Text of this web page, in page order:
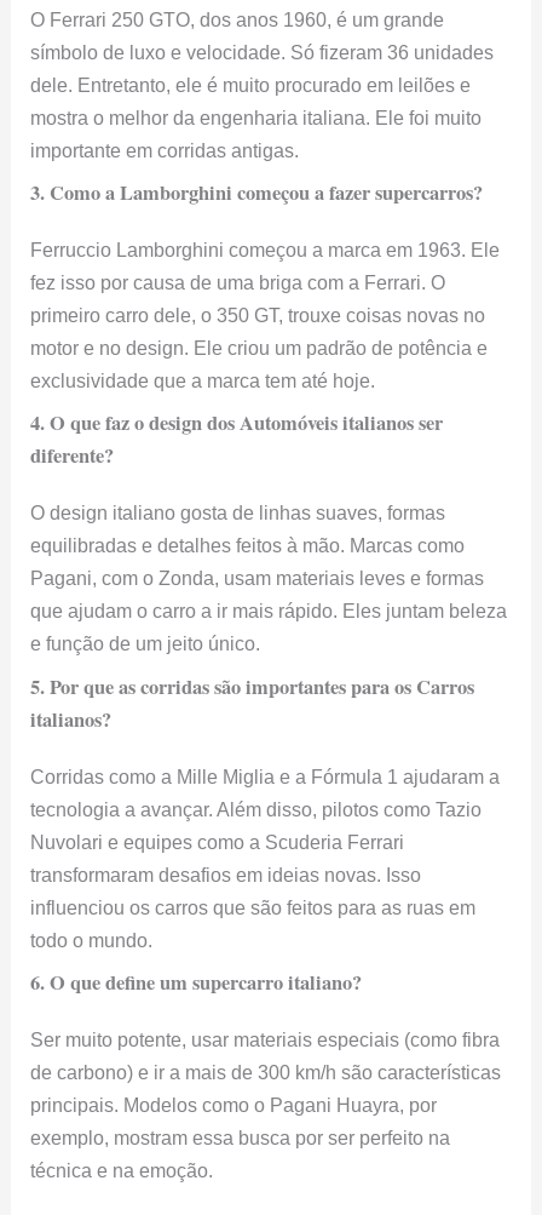
O Ferrari 250 GTO, dos anos 1960, é um grande
símbolo de luxo e velocidade. Só fizeram 36 unidades
dele. Entretanto, ele é muito procurado em leilões e
mostra o melhor da engenharia italiana. Ele foi muito
importante em corridas antigas.
3. Como a Lamborghini começou a fazer supercarros?
Ferruccio Lamborghini começou a marca em 1963. Ele
fez isso por causa de uma briga com a Ferrari. O
primeiro carro dele, o 350 GT, trouxe coisas novas no
motor e no design. Ele criou um padrão de potência e
exclusividade que a marca tem até hoje.
4. O que faz o design dos Automóveis italianos ser
diferente?
O design italiano gosta de linhas suaves, formas
equilibradas e detalhes feitos à mão. Marcas como
Pagani, com o Zonda, usam materiais leves e formas
que ajudam o carro a ir mais rápido. Eles juntam beleza
e função de um jeito único.
5. Por que as corridas são importantes para os Carros
italianos?
Corridas como a Mille Miglia e a Fórmula 1 ajudaram a
tecnologia a avançar. Além disso, pilotos como Tazio
Nuvolari e equipes como a Scuderia Ferrari
transformaram desafios em ideias novas. Isso
influenciou os carros que são feitos para as ruas em
todo o mundo.
6. O que define um supercarro italiano?
Ser muito potente, usar materiais especiais (como fibra
de carbono) e ir a mais de 300 km/h são características
principais. Modelos como o Pagani Huayra, por
exemplo, mostram essa busca por ser perfeito na
técnica e na emoção.